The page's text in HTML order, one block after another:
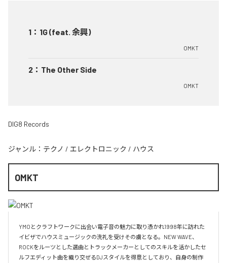
1 ： 1G (feat. 余興)
OMKT
2 ： The Other Side
OMKT
DIG8 Records
ジャンル： テクノ / エレクトロニック / ハウス
OMKT
YMOとクラフトワークに出会い電子音の魅力に取り憑かれ1998年に訪れた
イビザでハウスミュージックの洗礼を受けその虜となる。NEW WAVE、
ROCKをルーツとした選曲とトラックメーカーとしてのスキルを活かしたセ
ルフエディット曲を織り交ぜるDJスタイルを得意としており、自身の制作